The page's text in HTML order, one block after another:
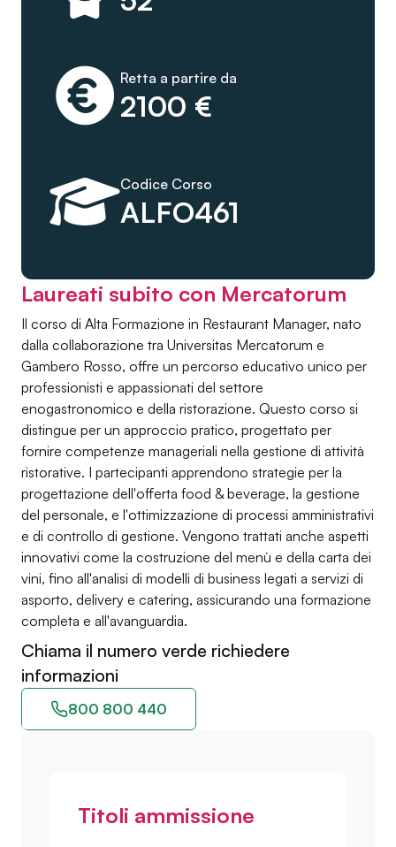
2100 €
Retta a partire da
ALFO461
Codice Corso
Laureati subito con Mercatorum
Il corso di Alta Formazione in Restaurant Manager, nato
dalla collaborazione tra Universitas Mercatorum e
Gambero Rosso, offre un percorso educativo unico per
professionisti e appassionati del settore
enogastronomico e della ristorazione. Questo corso si
distingue per un approccio pratico, progettato per
fornire competenze manageriali nella gestione di attività
ristorative. I partecipanti apprendono strategie per la
progettazione dell'offerta food & beverage, la gestione
del personale, e l'ottimizzazione di processi amministrativi
e di controllo di gestione. Vengono trattati anche aspetti
innovativi come la costruzione del menù e della carta dei
vini, fino all'analisi di modelli di business legati a servizi di
asporto, delivery e catering, assicurando una formazione
completa e all'avanguardia.
Chiama il numero verde richiedere
informazioni
800 800 440
Titoli ammissione